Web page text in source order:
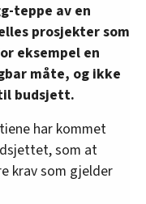
teppe av en
prosjekter som
eksempel en
måte, og ikke
budsjett.
har kommet
som at
krav som gjelder